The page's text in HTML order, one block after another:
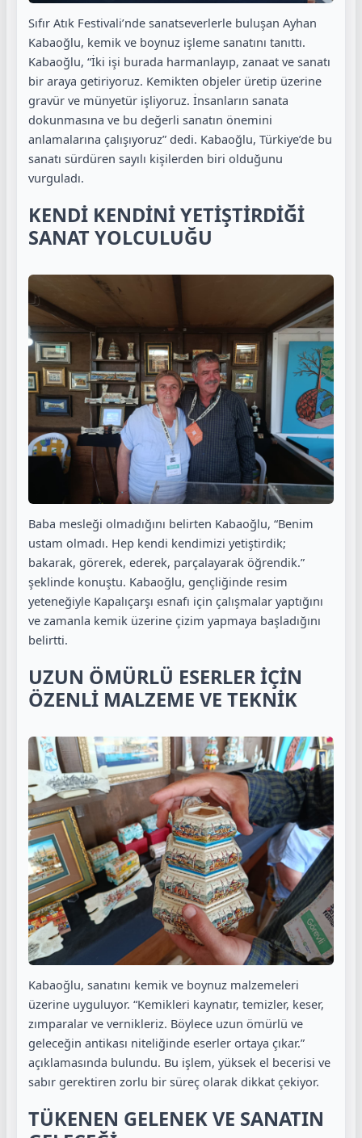
Sıfır Atık Festivali’nde sanatseverlerle buluşan Ayhan
Kabaoğlu, kemik ve boynuz işleme sanatını tanıttı.
Kabaoğlu, “İki işi burada harmanlayıp, zanaat ve sanatı
bir araya getiriyoruz. Kemikten objeler üretip üzerine
gravür ve münyetür işliyoruz. İnsanların sanata
dokunmasına ve bu değerli sanatın önemini
anlamalarına çalışıyoruz” dedi. Kabaoğlu, Türkiye’de bu
sanatı sürdüren sayılı kişilerden biri olduğunu
vurguladı.
KENDİ KENDİNİ YETİŞTİRDİĞİ
SANAT YOLCULUĞU
Baba mesleği olmadığını belirten Kabaoğlu, “Benim
ustam olmadı. Hep kendi kendimizi yetiştirdik;
bakarak, görerek, ederek, parçalayarak öğrendik.”
şeklinde konuştu. Kabaoğlu, gençliğinde resim
yeteneğiyle Kapalıçarşı esnafı için çalışmalar yaptığını
ve zamanla kemik üzerine çizim yapmaya başladığını
belirtti.
UZUN ÖMÜRLÜ ESERLER İÇİN
ÖZENLİ MALZEME VE TEKNİK
Kabaoğlu, sanatını kemik ve boynuz malzemeleri
üzerine uyguluyor. “Kemikleri kaynatır, temizler, keser,
zımparalar ve vernikleriz. Böylece uzun ömürlü ve
geleceğin antikası niteliğinde eserler ortaya çıkar.”
açıklamasında bulundu. Bu işlem, yüksek el becerisi ve
sabır gerektiren zorlu bir süreç olarak dikkat çekiyor.
TÜKENEN GELENEK VE SANATIN